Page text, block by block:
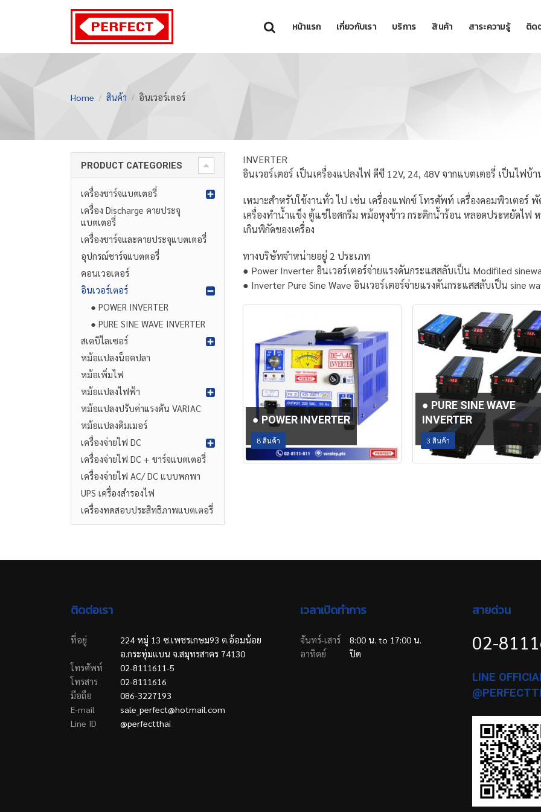
หน้าแรก เกี่ยวกับเรา บริการ สินค้า สาระความรู้ ติด
Home สินค้า อินเวอร์เตอร์
INVERTER
อินเวอร์เตอร์ เป็นเครื่องแปลงไฟ ดีซี 12V, 24, 48V จากแบตเตอรี่ เป็นไฟบ้า
เหมาะสำหรับใช้งานทั่ว ไป เช่น เครื่องแฟกซ์ โทรศัพท์ เครื่องคอมพิวเตอร์ พั
เครื่องทำน้ำแข็ง ตู้แช่ไอศกรีม หม้อหุงข้าว กระติกน้ำร้อน หลอดประหยัดไฟ
เกินพิกัดของเครื่อง
ทางบริษัทจำหน่ายอยู่ 2 ประเภท
● Power Inverter อินเวอร์เตอร์จ่ายแรงดันกระแสสลับเป็น Modifiled
● Inverter Pure Sine Wave อินเวอร์เตอร์จ่ายแรงดันกระแสสลับเป็น sine
● POWER INVERTER
8สินค้า
● PURE SINE WAVE
INVERTER
3 สินค้า
PRODUCT CATEGORIES
เครื่องชาร์จแบตเตอรี่
เครื่อง Discharge คายประจุ
แบตเตอรี่
เครื่องชาร์จและคายประจุแบตเตอรี่
อุปกรณ์ชาร์จแบตตอรี่
คอนเวอเตอร์
อินเวอร์เตอร์
● POWER INVERTER
● PURE SINE WAVE INVERTER
สเตบิไลเซอร์
หม้อแปลงน็อคปลา
หม้อเพิ่มไฟ
หม้อแปลงไฟฟ้า
หม้อแปลงปรับค่าแรงดัน VARIAC
หม้อแปลงดิมเมอร์
เครื่องจ่ายไฟ DC
เครื่องจ่ายไฟ DC + ชาร์จแบตเตอรี่
เครื่องจ่ายไฟ AC/ DC แบบพกพา
UPS เครื่องสำรองไฟ
เครื่องทดสอบประสิทธิภาพแบตเตอรี่
ติดต่อเรา
ที่อยู่
224 หมู่ 13 ซ.เพชรเกษม93 ต.อ้อมน้อย
อ.กระทุ่มแบน จ.สมุทรสาคร 74130
โทรศัพท์
02-8111611-5
โทรสาร
02-8111616
มือถือ
086-3227193
E-mail
sale_perfect@hotmail.com
Line ID
@perfectthai
เวลาเปิดทำการ
จันทร์-เสาร์
8:00 น. to 17:00 น.
อาทิตย์
ปิด
สายด่วน
02-
LINE